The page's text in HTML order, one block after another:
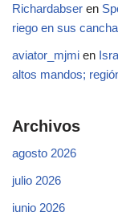
Richardabser en
riego en sus
aviator_mjmi en
altos mandos;
Archivos
agosto 2026
julio 2026
junio 2026